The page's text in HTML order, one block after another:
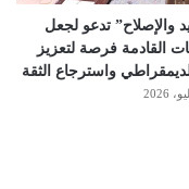
والإصلاح” تدعو لجعل
القادمة فرصة لتعزيز
الديمقراطي واسترجاع الثقة